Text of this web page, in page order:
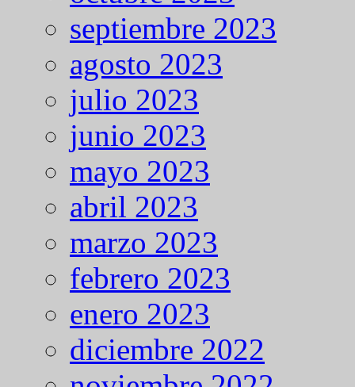
septiembre 2023
agosto 2023
julio 2023
junio 2023
mayo 2023
abril 2023
marzo 2023
febrero 2023
enero 2023
diciembre 2022